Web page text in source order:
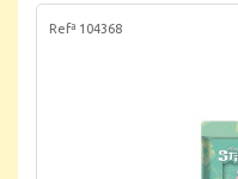
Refª 104368